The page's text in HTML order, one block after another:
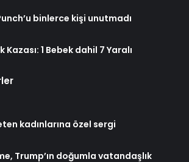
binlerce kişi unutmadı
Kazası: 1 Bebek dahil 7 Yaralı
kadınlarına özel sergi
Trump’ın doğumla vatandaşlık